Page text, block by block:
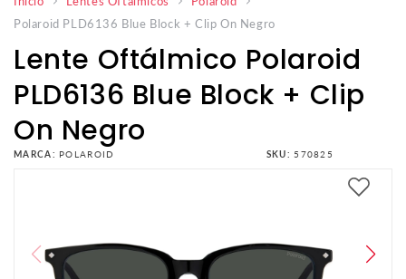
Polaroid PLD6136 Blue Block + Clip On Negro
Lente Oftálmico Polaroid
PLD6136 Blue Block + Clip
On Negro
MARCA: POLAROID SKU: 570825